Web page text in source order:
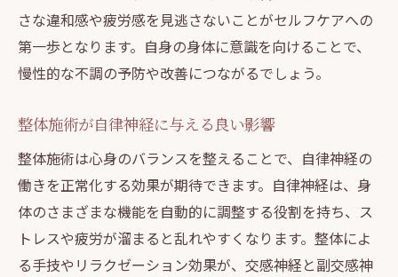
さな違和感や疲労感を見逃さないことがセルフケアへの
第一歩となります。自身の身体に意識を向けることで、
慢性的な不調の予防や改善につながるでしょう。
整体施術が自律神経に与える良い影響
整体施術は心身のバランスを整えることで、自律神経の
働きを正常化する効果が期待できます。自律神経は、身
体のさまざまな機能を自動的に調整する役割を持ち、ス
トレスや疲労が溜まると乱れやすくなります。整体によ
る手技やリラクゼーション効果が、交感神経と副交感神